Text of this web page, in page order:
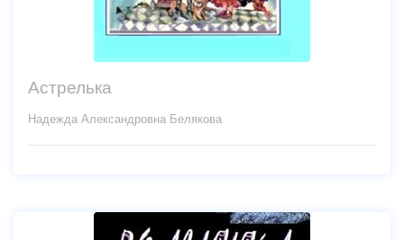
Астрелька
Надежда Александровна Белякова